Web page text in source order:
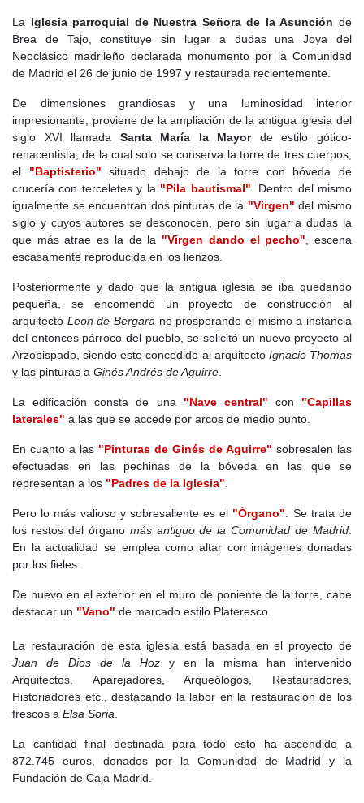
Siglo XVI . En 1538, Carlos I vendió Brea de Tajo a
Luis Hurtado
de Mendoza, marqués de Mondéjar
, por 17.778.156 maravedíes,
consolidando su dominio feudal. Los Mendoza dominaron la villa
En 1575, gracias a las Relaciones Topográficas de Felipe II, se
sabe que Brea era un pueblo de labradores con tierras de
secano, con producción de trigo, cebada, avena, viñas, olivos y
zumaque (usado en la curtiduría y tintes). Se registraban
problemas de agua, ya que los vecinos debían abastecerse en el
río Tajo y otros manantiales lejanos. También había una notable
presencia de artesanos, como herreros y tejedores.
Siglo XVII
. En 1671, se instaló en la iglesia parroquial de Nuestra
Señora de la Asunción la imagen de la Virgen del Rosario. En
directamente a la Corona, aunque el marqués de Mondéjar
mantenía privilegios locales. La principal producción era el
zumaque, con una cosecha anual de 10.000 arrobas, que se
transportaba a fábricas en Madrid y Guadalajara.
En elsiglo XVIII, la situación económica de Brea comenzó a
la población era de 220 vecinos, lo que indicaba una leve
recuperación demográfica tras las crisis anteriores. Los
centeno, la avena, el aceite, el vino y el zumaque. También había
algo de producción de miel y cáñamo. La ganadería se centraba
en ovejas y cabras, con una cabaña de aproximadamente 1.700
vacas.
El zumaque seguía siendo el producto estrella, alcanzando su
máxima producción en esta época con 10.000 arrobas anuales.
Madrid, Pastrana y Pozuelo de Alarcón, donde se usaba en la
curtiduría de cuero y la tintorería de sedas y lanas. La Mesta
trashumancia de los rebaños por las cañadas reales.
A nivel urbano, el Catastro de Ensenada señala que Brea contaba
con 215 casas, de las cuales 28 estaban en ruinas. Las casas
eran de mampostería y ladrillo, con dos plantas, cuadras y
también menciona la existencia de tres telares de lienzo,
indicando la presencia de una modesta industria textil.
La Iglesia parroquial de Nuestra Señora de la Asunción de
Brea de Tajo, constituye sin lugar a dudas una Joya del
Neoclásico madrileño declarada monumento por la Comunidad
de Madrid el 26 de junio de 1997 y restaurada recientemente.
De dimensiones grandiosas y una luminosidad interior
impresionante, proviene de la ampliación de la antigua iglesia del
siglo XVI llamada Santa María la Mayorde estilo gótico-
renacentista, de la cual solo se conserva la torre de tres cuerpos,
el "Baptisterio" situado debajo de la torre con bóveda de
crucería con terceletes y la "Pila bautismal". Dentro del mismo
igualmente se encuentran dos pinturas de la "Virgen" del mismo
siglo y cuyos autores se desconocen, pero sin lugar a dudas la
que más atrae es la de la "Virgen dando el pecho", escena
escasamente reproducida en los lienzos.
Posteriormente y dado que la antigua iglesia se iba quedando
pequeña, se encomendó un proyecto de construcción al
arquitecto León de Bergara no prosperando el mismo a instancia
del entonces párroco del pueblo, se solicitó un nuevo proyecto al
Arzobispado, siendo este concedido al arquitecto Ignacio Thomas
y las pinturas a Ginés Andrés de Aguirre.
La edificación consta de una "Nave central" con "Capillas
laterales" a las que se accede por arcos de medio punto.
En cuanto a las "Pinturas de Ginés de Aguirre" sobresalen las
efectuadas en las pechinas de la bóveda en las que se
representan a los "Padres de la Iglesia".
Pero lo más valioso y sobresaliente es el "Órgano". Se trata de
los restos del órgano más antiguo de la Comunidad de Madrid.
En la actualidad se emplea como altar con imágenes donadas
por los fieles.
De nuevo en el exterior en el muro de poniente de la torre, cabe
destacar un "Vano" de marcado estilo Plateresco.
La restauración de esta iglesia está basada en el proyecto de
Juan de Dios de la Hoz y en la misma han intervenido
Arquitectos, Aparejadores, Arqueólogos, Restauradores,
Historiadores etc., destacando la labor en la restauración de los
frescos a Elsa Soria.
La cantidad final destinada para todo esto ha ascendido a
872.745 euros, donados por la Comunidad de Madrid y la
Fundación de Caja Madrid.